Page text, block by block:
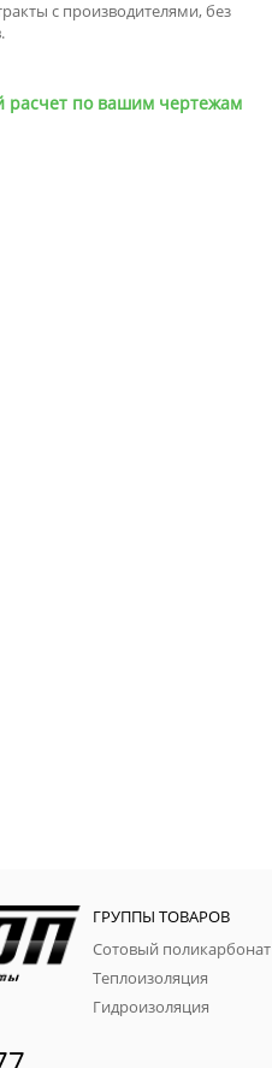
с производителями, без
расчет по вашим чертежам
ГРУППЫ ТОВАРОВ
Сотовый поликарбонат
Теплоизоляция
Гидроизоляция